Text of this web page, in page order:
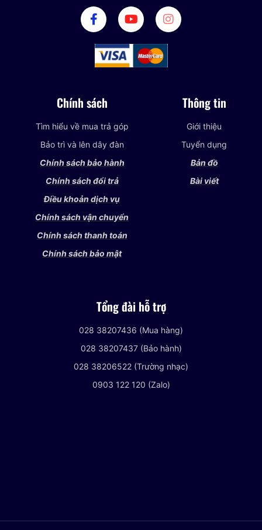
Chính sách
Tìm hiểu về mua trả góp
Bảo trì và lên dây đàn
Chính sách bảo hành
Chính sách đổi trả
Điều khoản dịch vụ
Chính sách vận chuyển
Chính sách thanh toán
Chính sách bảo mật
Thông tin
Giới thiệu
Tuyển dụng
Bản đồ
Bài viết
Tổng đài hỗ trợ
028 38207436 (Mua hàng)
028 38207437 (Bảo hành)
028 38206522 (Trường nhạc)
0903 122 120 (Zalo)